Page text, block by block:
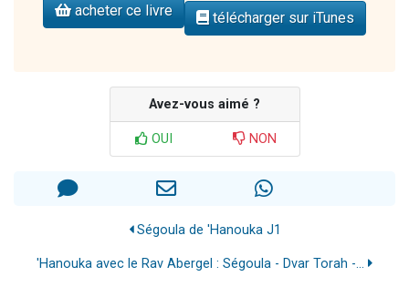
acheter ce livre télécharger sur iTunes
Avez-vous aimé ?
OUI NON
Ségoula de 'Hanouka J1
'Hanouka avec le Rav Abergel : Ségoula - Dvar Torah -...